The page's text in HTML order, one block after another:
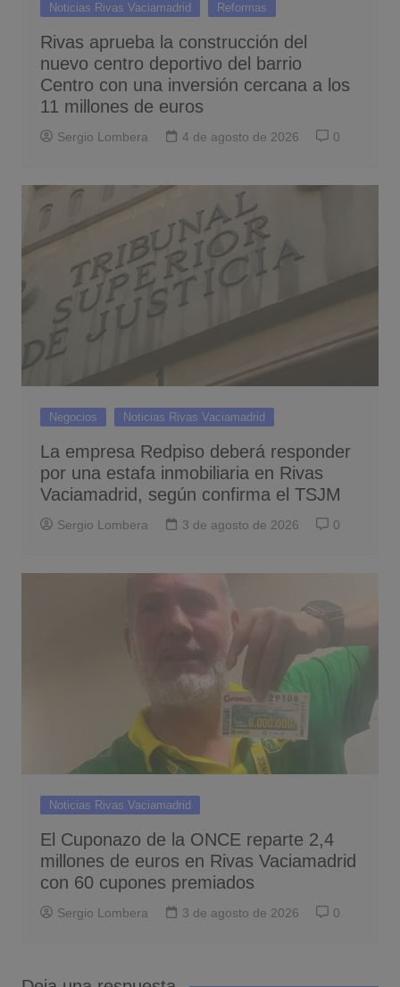
Noticias Rivas Vaciamadrid Reformas
Rivas aprueba la construcción del
nuevo centro deportivo del barrio
Centro con una inversión cercana a los
11 millones de euros
Sergio Lombera 4 de agosto de 2026 0
Negocios Noticias Rivas Vaciamadrid
La empresa Redpiso deberá responder
por una estafa inmobiliaria en Rivas
Vaciamadrid, según confirma el TSJM
Sergio Lombera 3 de agosto de 2026 0
Noticias Rivas Vaciamadrid
El Cuponazo de la ONCE reparte 2,4
millones de euros en Rivas Vaciamadrid
con 60 cupones premiados
Sergio Lombera 3 de agosto de 2026 0